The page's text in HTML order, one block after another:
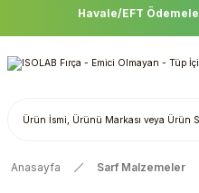
Havale/EFT
Anasayfa Sarf Malzemeler